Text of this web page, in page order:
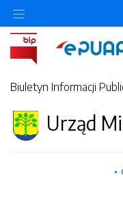
Biuletyn Informacji
Urząd